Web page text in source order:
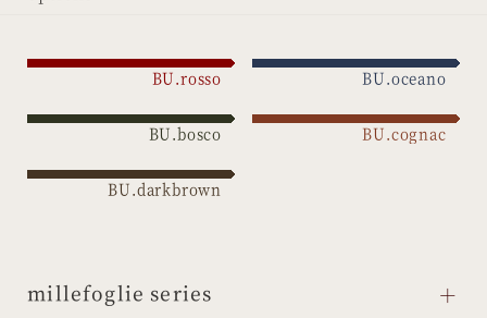
BU.rosso BU.oceano
BU.bosco BU.cognac
BU.darkbrown
millefoglie series